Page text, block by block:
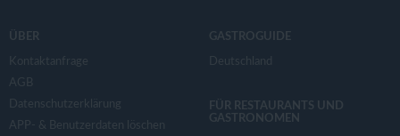
ÜBER
Kontaktanfrage
AGB
Datenschutzerklärung
APP- & Benutzerdaten löschen
GASTROGUIDE
Deutschland
FÜR RESTAURANTS UND
GASTRONOMEN